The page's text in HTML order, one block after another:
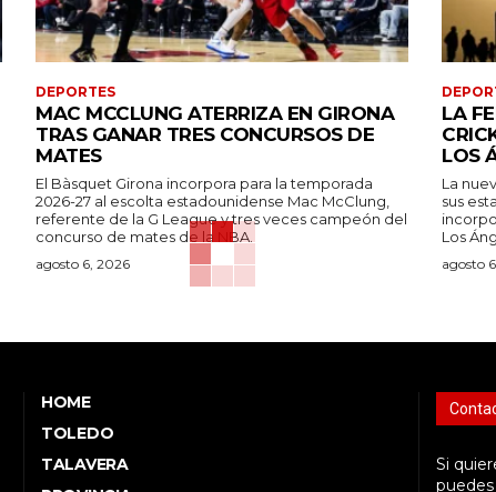
DEPORTES
MAC MCCLUNG ATERRIZA EN GIRONA
TRAS GANAR TRES CONCURSOS DE
MATES
El Bàsquet Girona incorpora para la temporada
2026-27 al escolta estadounidense Mac McClung,
referente de la G League y tres veces campeón del
concurso de mates de la NBA.
agosto 6, 2026
LA
LOS
La
sus
Los
agosto
HOME
TOLEDO
TALAVERA
Si